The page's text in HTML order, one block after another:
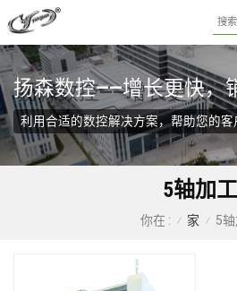
扬森数控——增长更快，
利用合适的数控解决方案，帮助您的
5轴加工
你在 : / 家 / 5